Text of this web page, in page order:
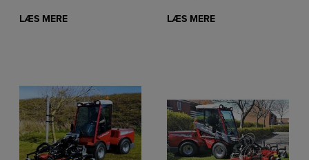
LÆS MERE LÆS MERE